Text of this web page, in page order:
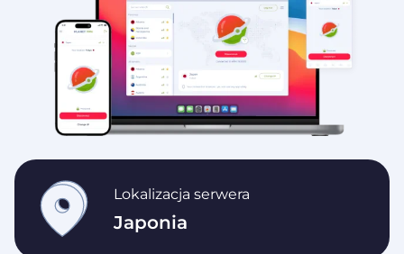
Lokalizacja serwera
Japonia